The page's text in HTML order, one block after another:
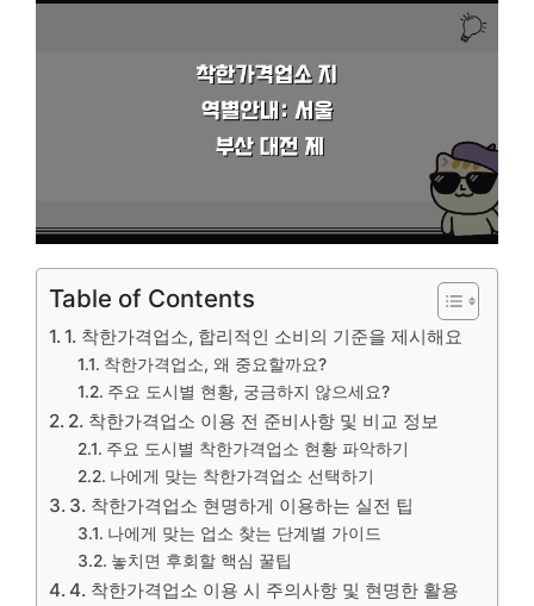
Table of Contents
1. 착한가격업소, 합리적인 소비의 기준을 제시해요
착한가격업소, 왜 중요할까요?
주요 도시별 현황, 궁금하지 않으세요?
2. 착한가격업소 이용 전 준비사항 및 비교 정보
주요 도시별 착한가격업소 현황 파악하기
나에게 맞는 착한가격업소 선택하기
3. 착한가격업소 현명하게 이용하는 실전 팁
나에게 맞는 업소 찾는 단계별 가이드
놓치면 후회할 핵심 꿀팁
4. 착한가격업소 이용 시 주의사항 및 현명한 활용